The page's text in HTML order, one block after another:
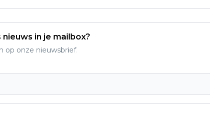
nieuws in je mailbox?
op onze nieuwsbrief.